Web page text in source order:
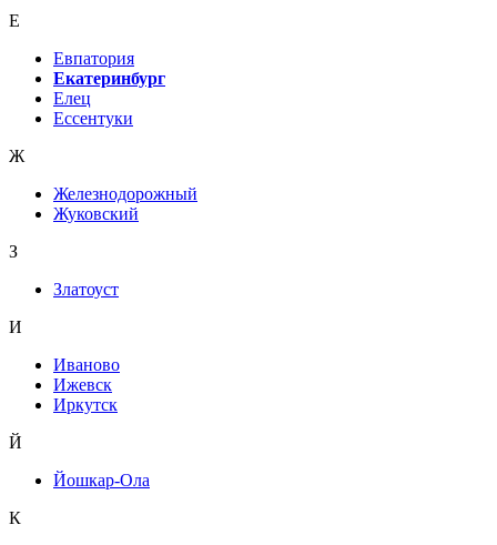
Е
Евпатория
Екатеринбург
Елец
Ессентуки
Ж
Железнодорожный
Жуковский
З
Златоуст
И
Иваново
Ижевск
Иркутск
Й
Йошкар-Ола
К